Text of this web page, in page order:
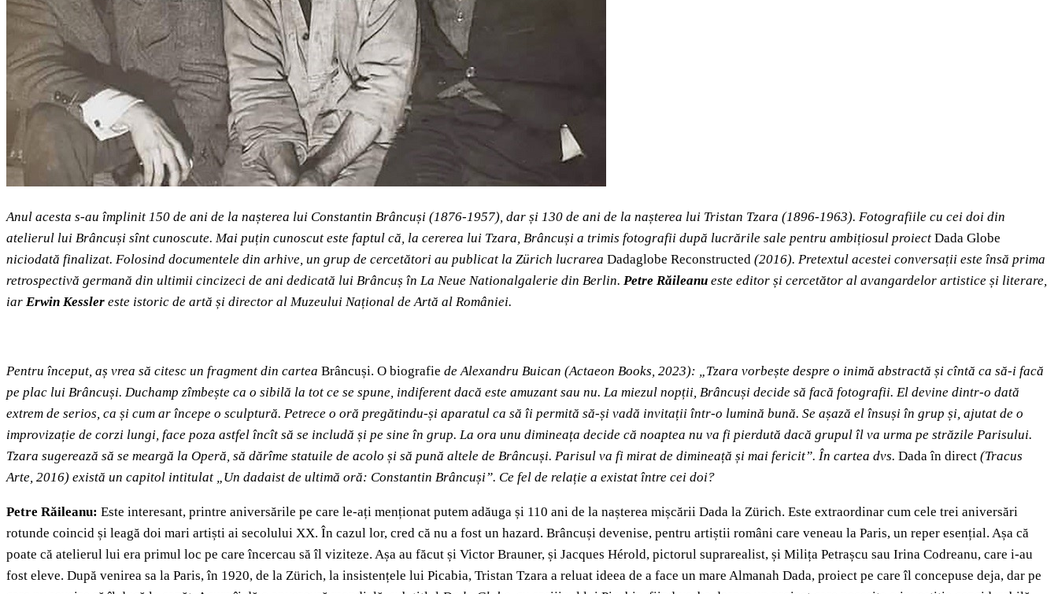
Anul acesta s-au împlinit 150 de ani de la nașterea lui Constantin Brâncuși (1876-1957), dar și 130 de ani de la nașterea lui Tristan Tzara (1896-1963). Fotografiile cu cei doi din
atelierul lui Brâncuși sînt cunoscute. Mai puțin cunoscut este faptul că, la cererea lui Tzara, Brâncuși a trimis fotografii după lucrările sale pentru ambițiosul proiect Dada Globe
niciodată finalizat. Folosind documentele din arhive, un grup de cercetători au publicat la Zürich lucrarea Dadaglobe Reconstructed (2016). Pretextul acestei conversații este însă prima
retrospectivă germană din ultimii cincizeci de ani dedicată lui Brâncuș în La Neue Nationalgalerie din Berlin. Petre Răileanu este editor și cercetător al avangardelor artistice și literare,
iar Erwin Kessler este istoric de artă și director al Muzeului Național de Artă al României.
Pentru început, aș vrea să citesc un fragment din cartea Brâncuși. O biografie de Alexandru Buican (Actaeon Books, 2023): „Tzara vorbește despre o inimă abstractă și cîntă ca să-i facă
pe plac lui Brâncuși. Duchamp zîmbește ca o sibilă la tot ce se spune, indiferent dacă este amuzant sau nu. La miezul nopții, Brâncuși decide să facă fotografii. El devine dintr-o dată
extrem de serios, ca și cum ar începe o sculptură. Petrece o oră pregătindu-și aparatul ca să îi permită să-și vadă invitații într-o lumină bună. Se așază el însuși în grup și, ajutat de o
improvizație de corzi lungi, face poza astfel încît să se includă și pe sine în grup. La ora unu dimineața decide că noaptea nu va fi pierdută dacă grupul îl va urma pe străzile Parisului.
Tzara sugerează să se meargă la Operă, să dărîme statuile de acolo și să pună altele de Brâncuși. Parisul va fi mirat de dimineață și mai fericit”. În cartea dvs. Dada în direct (Tracus
Arte, 2016) există un capitol intitulat „Un dadaist de ultimă oră: Constantin Brâncuși”. Ce fel de relație a existat între cei doi?
Petre Răileanu: Este interesant, printre aniversările pe care le-ați menționat putem adăuga și 110 ani de la nașterea mișcării Dada la Zürich. Este extraordinar cum cele trei aniversări
rotunde coincid și leagă doi mari artiști ai secolului XX. În cazul lor, cred că nu a fost un hazard. Brâncuși devenise, pentru artiștii români care veneau la Paris, un reper esențial. Așa că
poate că atelierul lui era primul loc pe care încercau să îl viziteze. Așa au făcut și Victor Brauner, și Jacques Hérold, pictorul suprarealist, și Milița Petrașcu sau Irina Codreanu, care i-au
fost eleve. După venirea sa la Paris, în 1920, de la Zürich, la insistențele lui Picabia, Tristan Tzara a reluat ideea de a face un mare Almanah Dada, proiect pe care îl concepuse deja, dar pe